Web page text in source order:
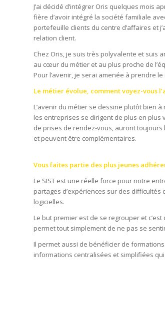
J’ai décidé d’intégrer Oris quelques mois
fière d’avoir intégré la société familiale
portefeuille clients du centre d’affaires et
relation client.
Chez Oris, je suis très polyvalente et suis
au cœur du métier et au plus proche de
Pour l’avenir, je serai amenée à prendre
Le métier évolue, comment voyez-vous
L’avenir du métier se dessine plutôt bien
les entreprises se dirigent de plus en plus
de prises de rendez-vous, auront
et peuvent être complémentaires.
Vous faites partie des plus jeunes
Le SIST est une réelle force pour notre
partages d’expériences sur des
logicielles.
Le but premier est de se regrouper et
permet tout simplement de ne pas se
Il permet aussi de bénéficier de
informations centralisées et simplifiées